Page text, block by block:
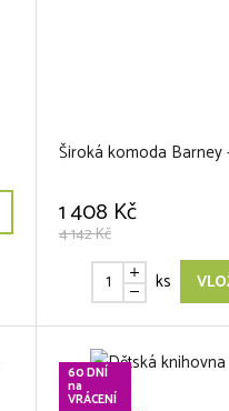
Široká komoda
1 408 Kč
4 142 Kč
ks
60 DNÍ
na
VRÁCENÍ